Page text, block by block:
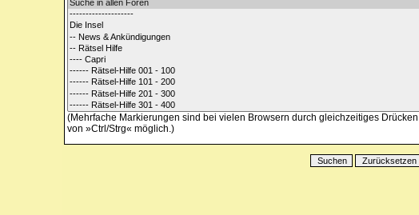
(Mehrfache Markierungen sind bei vielen Browsern durch gleichzeitiges Drücken
von »Ctrl/Strg« möglich.)